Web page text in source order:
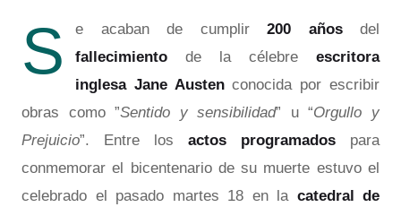
S e acaban de cumplir 200 años del
fallecimiento de la célebre escritora
inglesa Jane Austenconocida por escribir
obras como ”Sentido y sensibilidad” u “Orgullo y
Prejuicio”. Entre los actos programados para
conmemorar el bicentenario de su muerte estuvo el
celebrado el pasado martes 18 en la catedral de